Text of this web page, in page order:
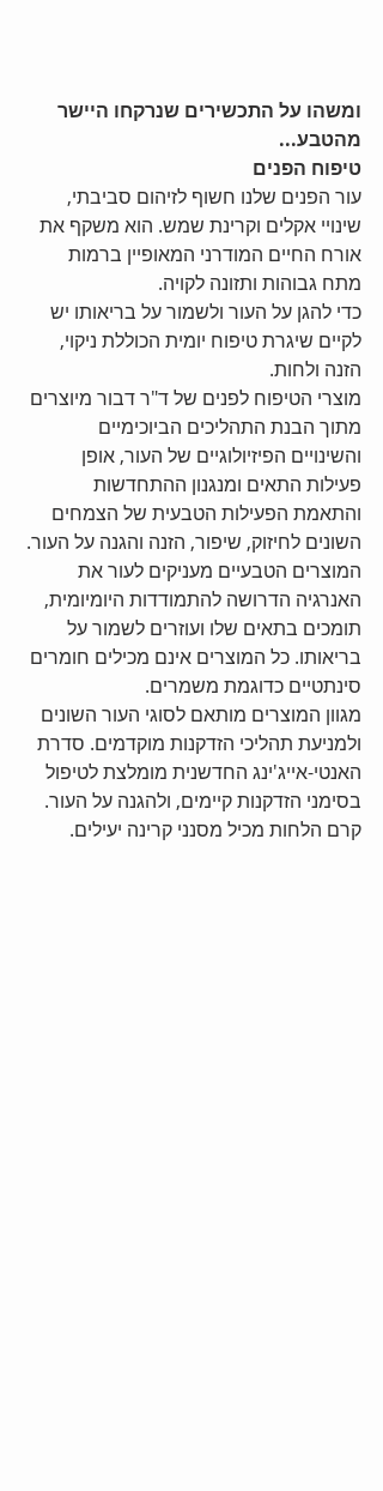
ומשהו על התכשירים שנרקחו היישר
מהטבע...
טיפוח הפנים
עור הפנים שלנו חשוף לזיהום סביבתי,
שינויי אקלים וקרינת שמש. הוא משקף את
אורח החיים המודרני המאופיין ברמות
מתח גבוהות ותזונה לקויה.
כדי להגן על העור ולשמור על בריאותו יש
לקיים שיגרת טיפוח יומית הכוללת ניקוי,
הזנה ולחות.
מוצרי הטיפוח לפנים של ד"ר דבור מיוצרים
מתוך הבנת התהליכים הביוכימיים
והשינויים הפיזיולוגיים של העור, אופן
פעילות התאים ומנגנון ההתחדשות
והתאמת הפעילות הטבעית של הצמחים
השונים לחיזוק, שיפור, הזנה והגנה על העור.
המוצרים הטבעיים מעניקים לעור את
האנרגיה הדרושה להתמודדות היומיומית,
תומכים בתאים שלו ועוזרים לשמור על
בריאותו. כל המוצרים אינם מכילים חומרים
סינתטיים כדוגמת משמרים.
מגוון המוצרים מותאם לסוגי העור השונים
ולמניעת תהליכי הזדקנות מוקדמים. סדרת
האנטי-אייג'ינג החדשנית מומלצת לטיפול
בסימני הזדקנות קיימים, ולהגנה על העור.
קרם הלחות מכיל מסנני קרינה יעילים.